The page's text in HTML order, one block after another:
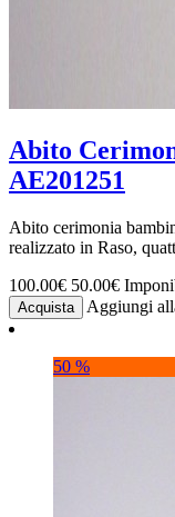
Abito
AE201251
Abito cerimonia
realizzato in Raso,
100.00€ 50.00€
Acquista Aggiungi
50 %